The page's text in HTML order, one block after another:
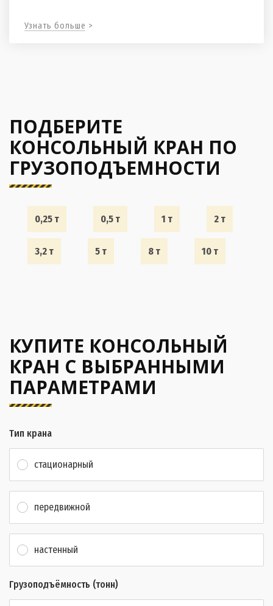
Узнать больше >
ПОДБЕРИТЕ
КОНСОЛЬНЫЙ КРАН ПО
ГРУЗОПОДЪЕМНОСТИ
0,25 т 0,5 т 1 т 2 т
3,2 т 5 т 8 т 10 т
КУПИТЕ КОНСОЛЬНЫЙ
КРАН С ВЫБРАННЫМИ
ПАРАМЕТРАМИ
Тип крана
стационарный
передвижной
настенный
Грузоподъёмность (тонн)